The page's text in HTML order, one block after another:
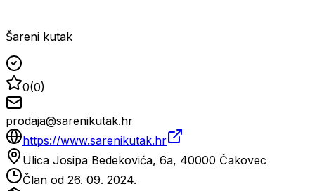
Šareni kutak
0(0)
prodaja@sarenikutak.hr
https://www.sarenikutak.hr
Ulica Josipa Bedekovića, 6a, 40000 Čakovec
Član od 26. 09. 2024.